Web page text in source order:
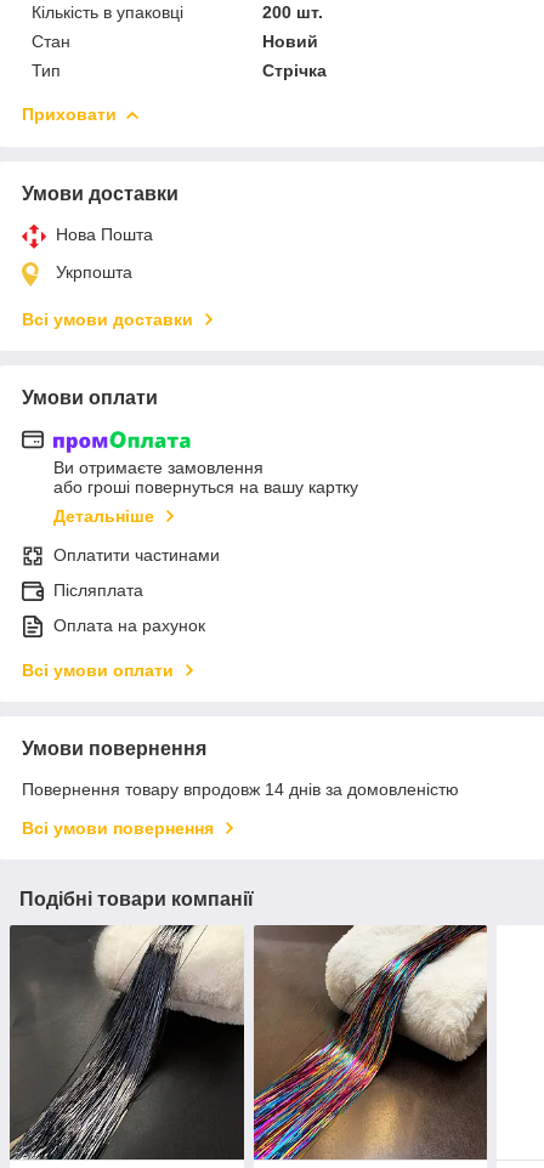
Кількість в упаковці
200 шт.
Стан
Новий
Тип
Стрічка
Приховати
Умови доставки
Нова Пошта
Укрпошта
Всі умови доставки
Умови оплати
Ви отримаєте замовлення
або гроші повернуться на вашу картку
Детальніше
Оплатити частинами
Післяплата
Оплата на рахунок
Всі умови оплати
Умови повернення
Повернення товару впродовж 14 днів за домовленістю
Всі умови повернення
Подібні товари компанії